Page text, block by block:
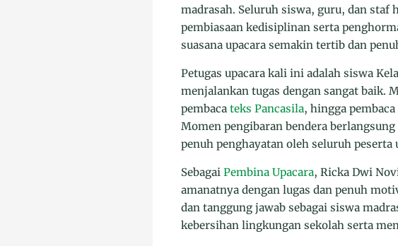
madrasah. Seluruh siswa, guru, dan
pembiasaan kedisiplinan serta
suasana upacara semakin tertib dan
Petugas upacara kali ini adalah siswa
menjalankan tugas dengan sangat baik.
pembaca teks Pancasila, hingga
Momen pengibaran bendera
penuh penghayatan oleh seluruh peserta
Sebagai Pembina Upacara, Ricka Dwi
amanatnya dengan lugas dan penuh
dan tanggung jawab sebagai siswa
kebersihan lingkungan sekolah serta